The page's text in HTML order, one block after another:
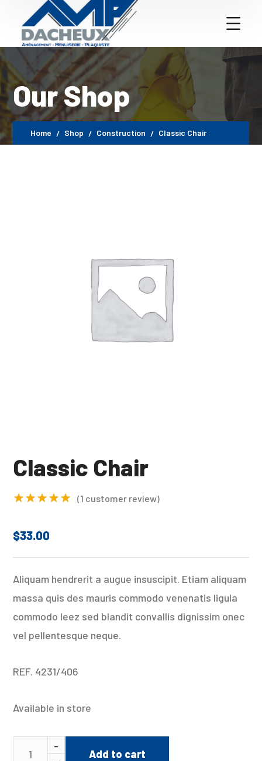
Our Shop
Home Shop Construction Classic Chair
Classic Chair
out of 5
1
rating
(1 customer review)
$33.00
Aliquam hendrerit a augue insuscipit. Etiam aliquam
massa quis des mauris commodo venenatis ligula
commodo leez sed blandit convallis dignissim onec
vel pellentesque neque.
REF. 4231/406
Available in store
Add to cart